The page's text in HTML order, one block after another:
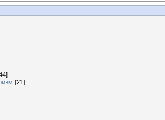
[21]